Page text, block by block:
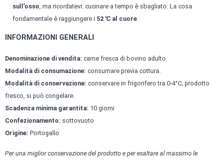
sull’osso , ma ricordatevi: cucinare a tempo è sbagliato. La cosa
fondamentale è raggiungere i 52 ℃ al cuore
INFORMAZIONI GENERALI
Denominazione di vendita: carne fresca di bovino adulto.
Modalità di consumazione: consumare previa cottura.
Modalità di conservazione: conservare in frigorifero tra 0-4°C; prodotto
fresco, si può congelare.
Scadenza minima garantita: 10 giorni
Confezionamento: sottovuoto
Origine: Portogallo
Per una miglior conservazione del prodotto e per esaltare al massimo le